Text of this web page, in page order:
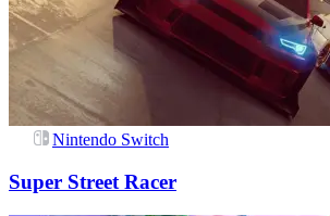
Nintendo Switch
Super Street Racer